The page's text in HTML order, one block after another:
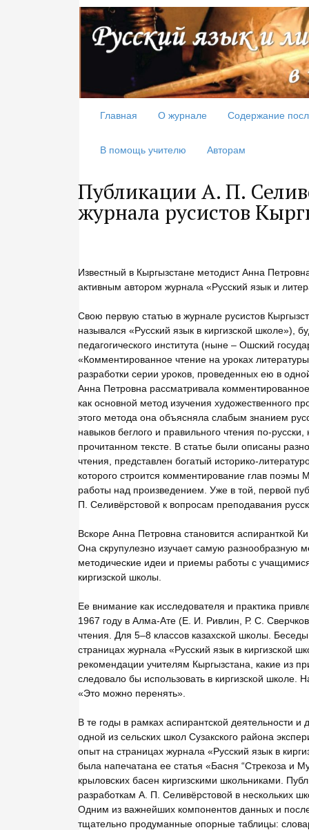
Главная О журнале Содержание
В помощь учителю Авторам
Публикации А. П.
журнала русистов
Известный в Кыргызстане методист Анна
активным автором журнала «Русский язык и
Свою первую статью в журнале русистов
назывался «Русский язык в киргизской школе»),
педагогического института (ныне – Ошский
«Комментированное чтение на уроках
разработки серии уроков, проведенных ею в
Анна Петровна рассматривала
как основной метод изучения художественного
этого метода она объясняла слабым знанием
навыков беглого и правильного чтения по-
прочитанном тексте. В статье были описаны
чтения, представлен богатый историко-
которого строится комментирование глав
работы над произведением. Уже в той, первой
П. Селивёрстовой к вопросам преподавания
Вскоре Анна Петровна становится аспиранткой
Она скрупулезно изучает самую разнообразную
методические идеи и приемы работы с
киргизской школы.
Ее внимание как исследователя и практика
1967 году в Алма-Ате (Е. И. Ривлин, Р. С.
чтения. Для 5–8 классов казахской школы.
страницах журнала «Русский язык в киргизской
рекомендации учителям Кыргызстана, какие из
следовало бы использовать в киргизской школе.
«Это можно перенять».
В те годы в рамках аспирантской деятельности
одной из сельских школ Сузакского района
опыт на страницах журнала «Русский язык в
была напечатана ее статья «Басня “Стрекоза и
крыловских басен киргизскими школьниками.
разработкам А. П. Селивёрстовой в нескольких
Одним из важнейших компонентов данных и
тщательно продуманные опорные таблицы: